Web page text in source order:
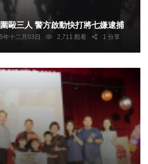
洗車場討債七人圍毆三人 警方啟動快打將七嫌逮捕
年十二月03日 2,711 觀看 1 分享